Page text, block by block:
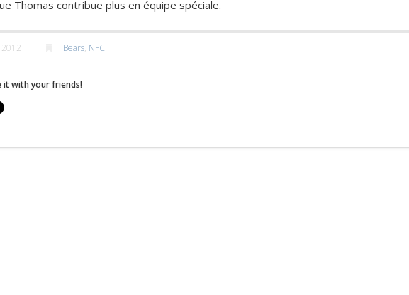
Thomas contribue plus en équipe spéciale.
Bears, NFC
it with your friends!